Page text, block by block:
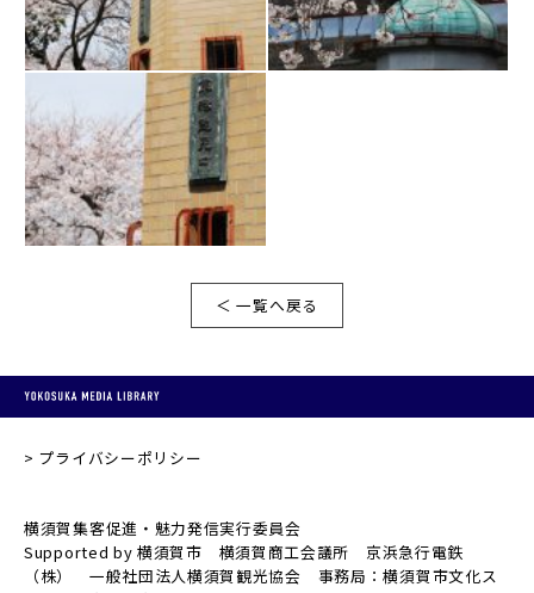
＜ 一覧へ戻る
プライバシーポリシー
横須賀集客促進・魅力発信実行委員会
Supported by 横須賀市 横須賀商工会議所 京浜急行電鉄
（株） 一般社団法人横須賀観光協会 事務局：横須賀市文化ス